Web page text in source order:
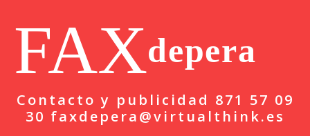
FAXdepera
Contacto y publicidad 871 57 09
30 faxdepera@virtualthink.es